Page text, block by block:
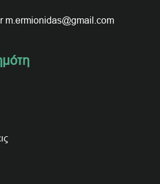
m.ermionidas@gmail.com